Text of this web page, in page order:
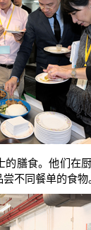
的膳食。他们在
不同餐单的食物